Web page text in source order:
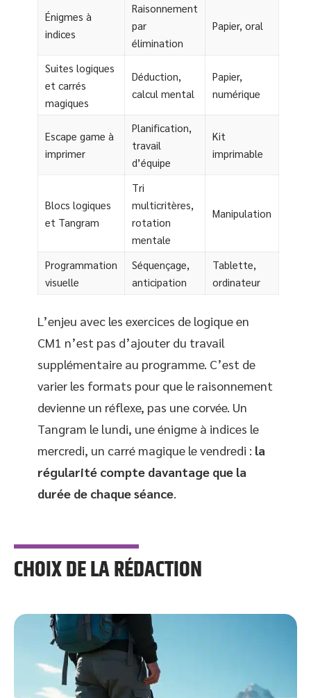
Énigmes à
indices
Raisonnement
par
élimination
Papier, oral
Suites logiques
et carrés
magiques
Déduction,
calcul mental
Papier,
numérique
Escape game à
imprimer
Planification,
travail
d’équipe
Kit
imprimable
Blocs logiques
et Tangram
Tri
multicritères,
rotation
mentale
Manipulation
Programmation
visuelle
Séquençage,
anticipation
Tablette,
ordinateur
L’enjeu avec les exercices de logique en
CM1 n’est pas d’ajouter du travail
supplémentaire au programme. C’est de
varier les formats pour que le raisonnement
devienne un réflexe, pas une corvée. Un
Tangram le lundi, une énigme à indices le
mercredi, un carré magique le vendredi : la
régularité compte davantage que la
durée de chaque séance.
CHOIX DE LA RÉDACTION